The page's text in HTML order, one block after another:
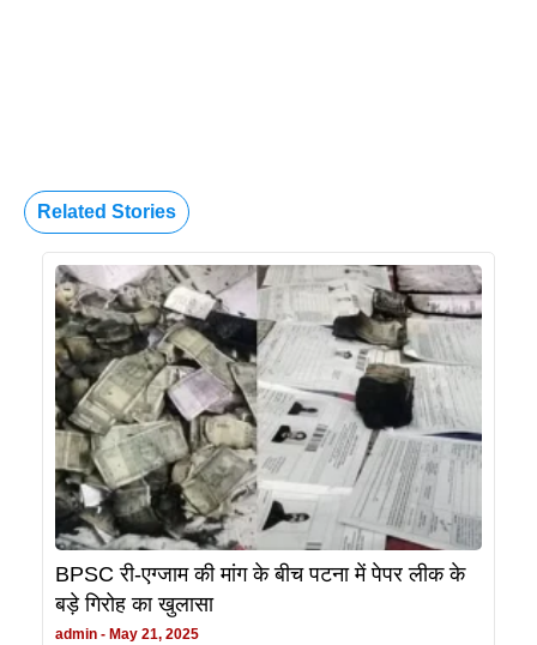
Related Stories
BPSC री-एग्जाम की मांग के बीच पटना में पेपर लीक के
बड़े गिरोह का खुलासा
admin
May 21, 2025